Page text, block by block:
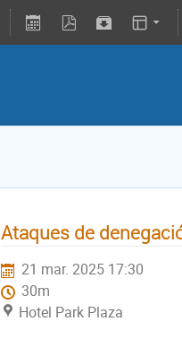
Ataques de
21 mar. 2025 17:30
30m
Hotel Park Plaza